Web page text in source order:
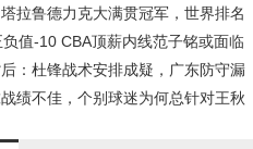
拉鲁德力克大满贯冠军，世界排名
值-10 CBA顶薪内线范子铭或面临
：杜锋战术安排成疑，广东防守漏
绩不佳，个别球迷为何总针对王秋